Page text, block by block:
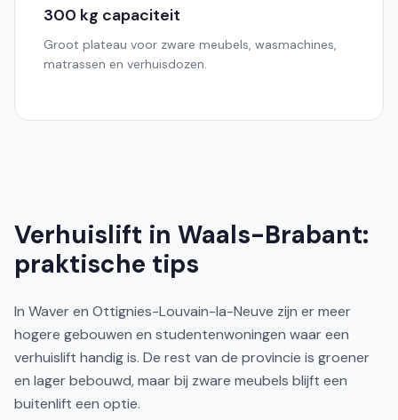
300 kg capaciteit
Groot plateau voor zware meubels, wasmachines,
matrassen en verhuisdozen.
Verhuislift in Waals-Brabant:
praktische tips
In Waver en Ottignies-Louvain-la-Neuve zijn er meer
hogere gebouwen en studentenwoningen waar een
verhuislift handig is. De rest van de provincie is groener
en lager bebouwd, maar bij zware meubels blijft een
buitenlift een optie.